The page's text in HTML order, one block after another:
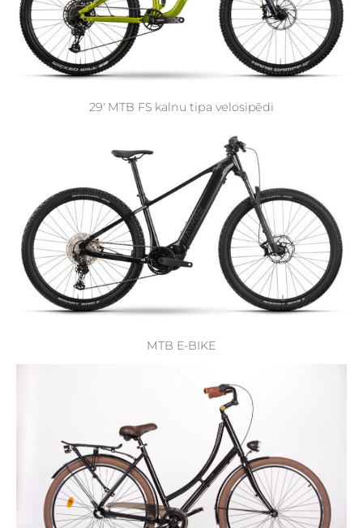
29' MTB FS kalnu tipa velosipēdi
MTB E-BIKE